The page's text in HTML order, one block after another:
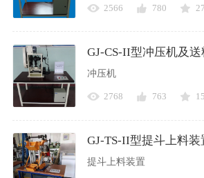
2566 780
GJ-CS-II型冲压机及
冲压机
2768 763
GJ-TS-II型提斗上料装
提斗上料装置